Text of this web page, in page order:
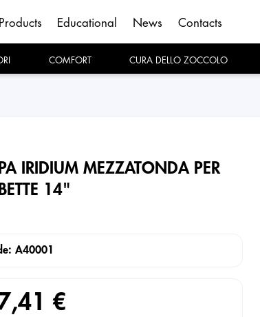
Products Educational News Contacts
COMFORT CURA DELLO ZOCCOLO
IRIDIUM MEZZATONDA PER
14"
A40001
€